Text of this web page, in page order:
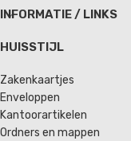
INFORMATIE / LINKS
HUISSTIJL
Zakenkaartjes
Enveloppen
Kantoorartikelen
Ordners en mappen